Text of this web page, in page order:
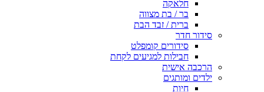
חלאקה
בר / בת מצווה
ברית / זבד הבת
סידור חדר
סידורים קומפלט
חבילות למגיעים לקחת
הרכבה אישית
ילדים ומותגים
חיות